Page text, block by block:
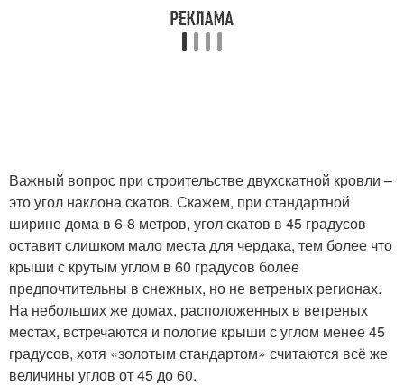
Важный вопрос при строительстве двухскатной кровли –
это угол наклона скатов. Скажем, при стандартной
ширине дома в 6-8 метров, угол скатов в 45 градусов
оставит слишком мало места для чердака, тем более что
крыши с крутым углом в 60 градусов более
предпочтительны в снежных, но не ветреных регионах.
На небольших же домах, расположенных в ветреных
местах, встречаются и пологие крыши с углом менее 45
градусов, хотя «золотым стандартом» считаются всё же
величины углов от 45 до 60.